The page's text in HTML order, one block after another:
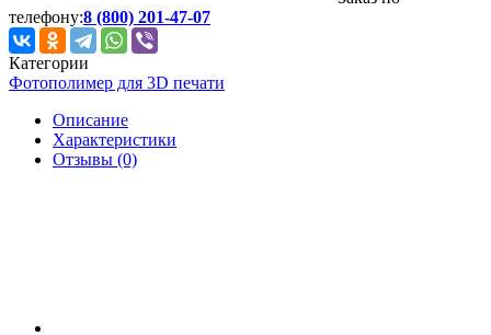
телефону:8 (800) 201-47-07
Категории
Фотополимер для 3D печати
Описание
Характеристики
Отзывы (0)